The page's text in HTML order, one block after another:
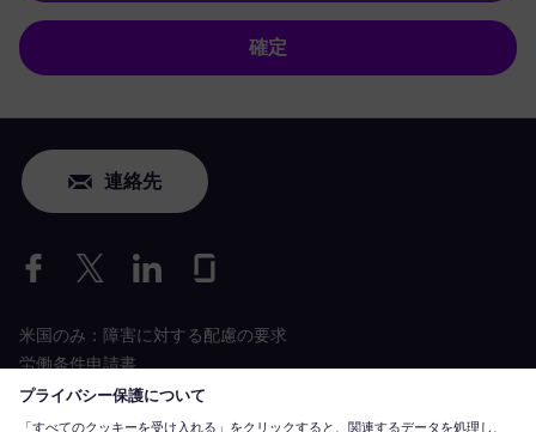
確定
連絡先
米国のみ：障害に対する配慮の要求
労働条件申請書
siemens-energy.comグローバルウェブサイト